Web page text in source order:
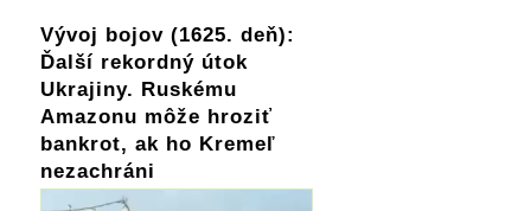
Vývoj bojov (1625. deň):
Ďalší rekordný útok
Ukrajiny. Ruskému
Amazonu môže hroziť
bankrot, ak ho Kremeľ
nezachráni